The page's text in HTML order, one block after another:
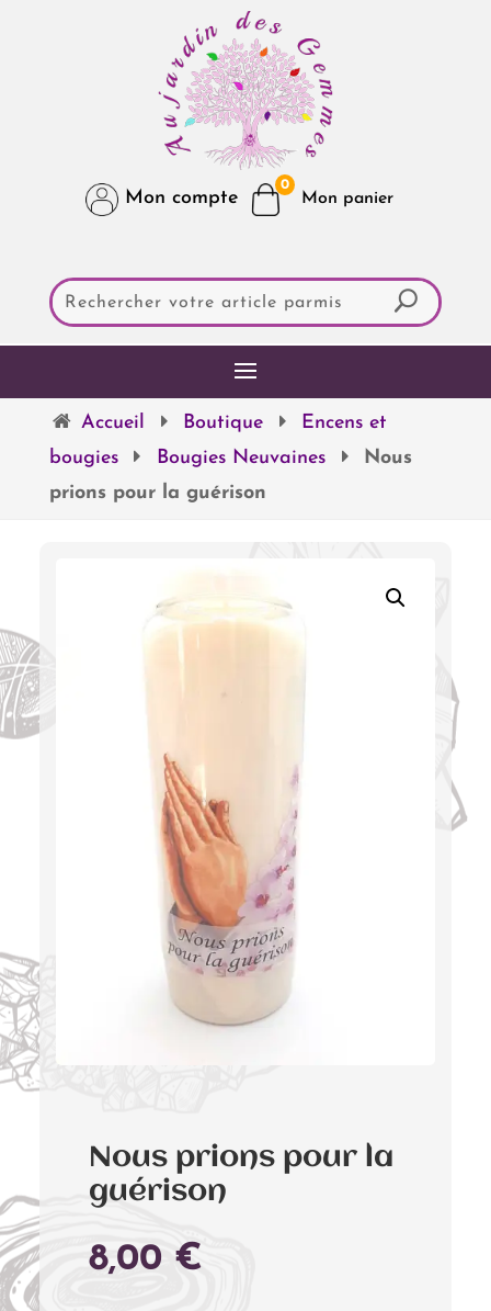
Mon compte
0
Accueil Boutique
Encens et
bougies
Bougies Neuvaines
Nous
prions pour la guérison
Nous prions pour la
guérison
8,00 €